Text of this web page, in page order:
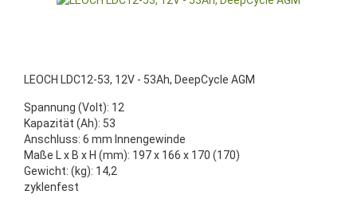
LEOCH LDC12-53, 12V - 53Ah, DeepCycle AGM
Spannung (Volt): 12
Kapazität (Ah): 53
Anschluss: 6 mm Innengewinde
Maße L x B x H (mm): 197 x 166 x 170 (170)
Gewicht: (kg): 14,2
zyklenfest